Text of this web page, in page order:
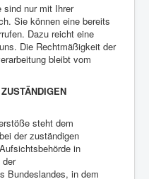
sind nur mit Ihrer
Sie können eine bereits
Dazu reicht eine
Die Rechtmäßigkeit der
bleibt vom
steht dem
der zuständigen
in
Bundeslandes, in dem